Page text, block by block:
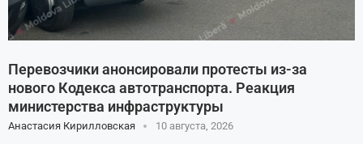
Перевозчики анонсировали протесты из-за
нового Кодекса автотранспорта. Реакция
министерства инфраструктуры
Анастасия Кирилловская 10 августа, 2026